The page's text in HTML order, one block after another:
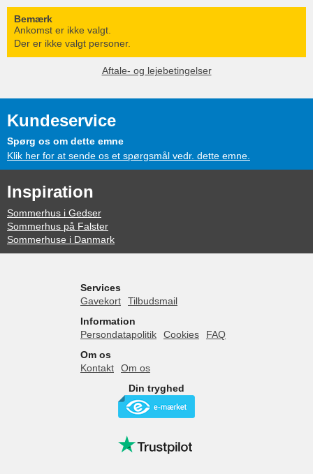
Bemærk
Ankomst er ikke valgt.
Der er ikke valgt personer.
Aftale- og lejebetingelser
Kundeservice
Spørg os om dette emne
Klik her for at sende os et spørgsmål vedr. dette emne.
Inspiration
Sommerhus i Gedser
Sommerhus på Falster
Sommerhuse i Danmark
Services
Gavekort
Tilbudsmail
Information
Persondatapolitik
Cookies
FAQ
Om os
Kontakt
Om os
Din tryghed